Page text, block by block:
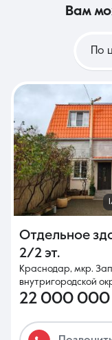
вам
По
Отдельное
2/2 эт.
Краснодар, мкр.
внутригородской
22 000 000